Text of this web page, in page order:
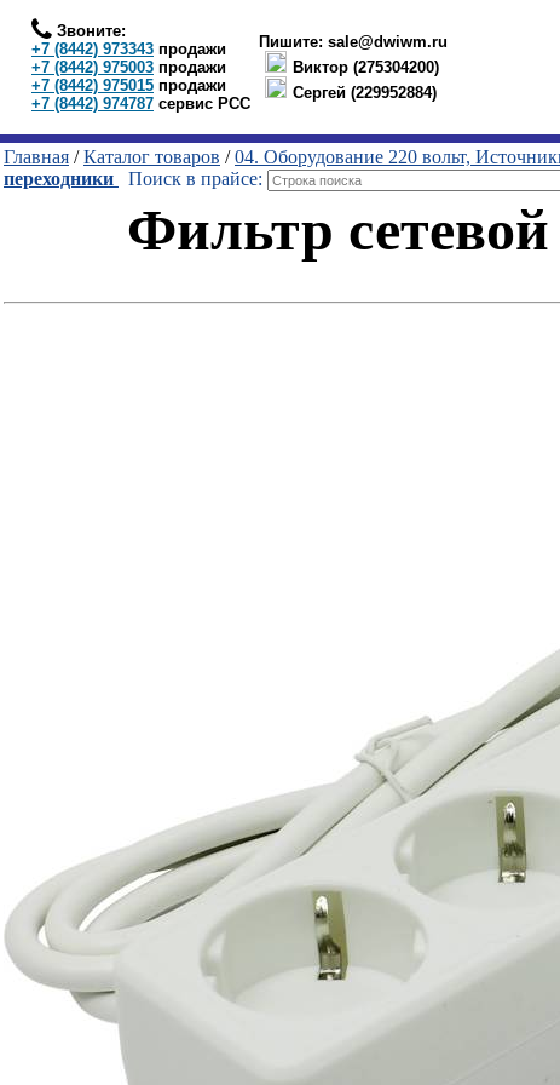
Звоните:
+7 (8442) 973343 продажи
+7 (8442) 975003 продажи
+7 (8442) 975015 продажи
+7 (8442) 974787 сервис РСС
Пишите: sale@dwiwm.ru
Виктор (275304200)
Сергей (229952884)
Главная /Каталог товаров /04. Оборудование 220 вольт,
переходники
Поиск в прайсе:
Фильтр